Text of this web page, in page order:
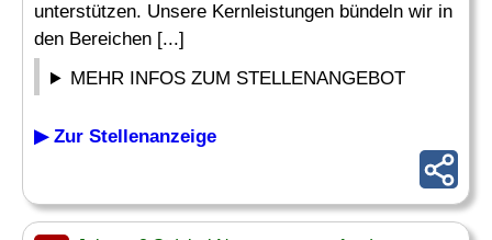
unterstützen. Unsere Kernleistungen bündeln wir in
den Bereichen [...]
MEHR INFOS ZUM STELLENANGEBOT
▶ Zur Stellenanzeige